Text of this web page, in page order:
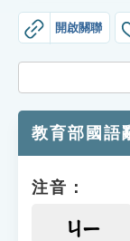
教學應用
貓頭鷹博士
開啟關聯
教育部國語
注音：
ㄐㄧ